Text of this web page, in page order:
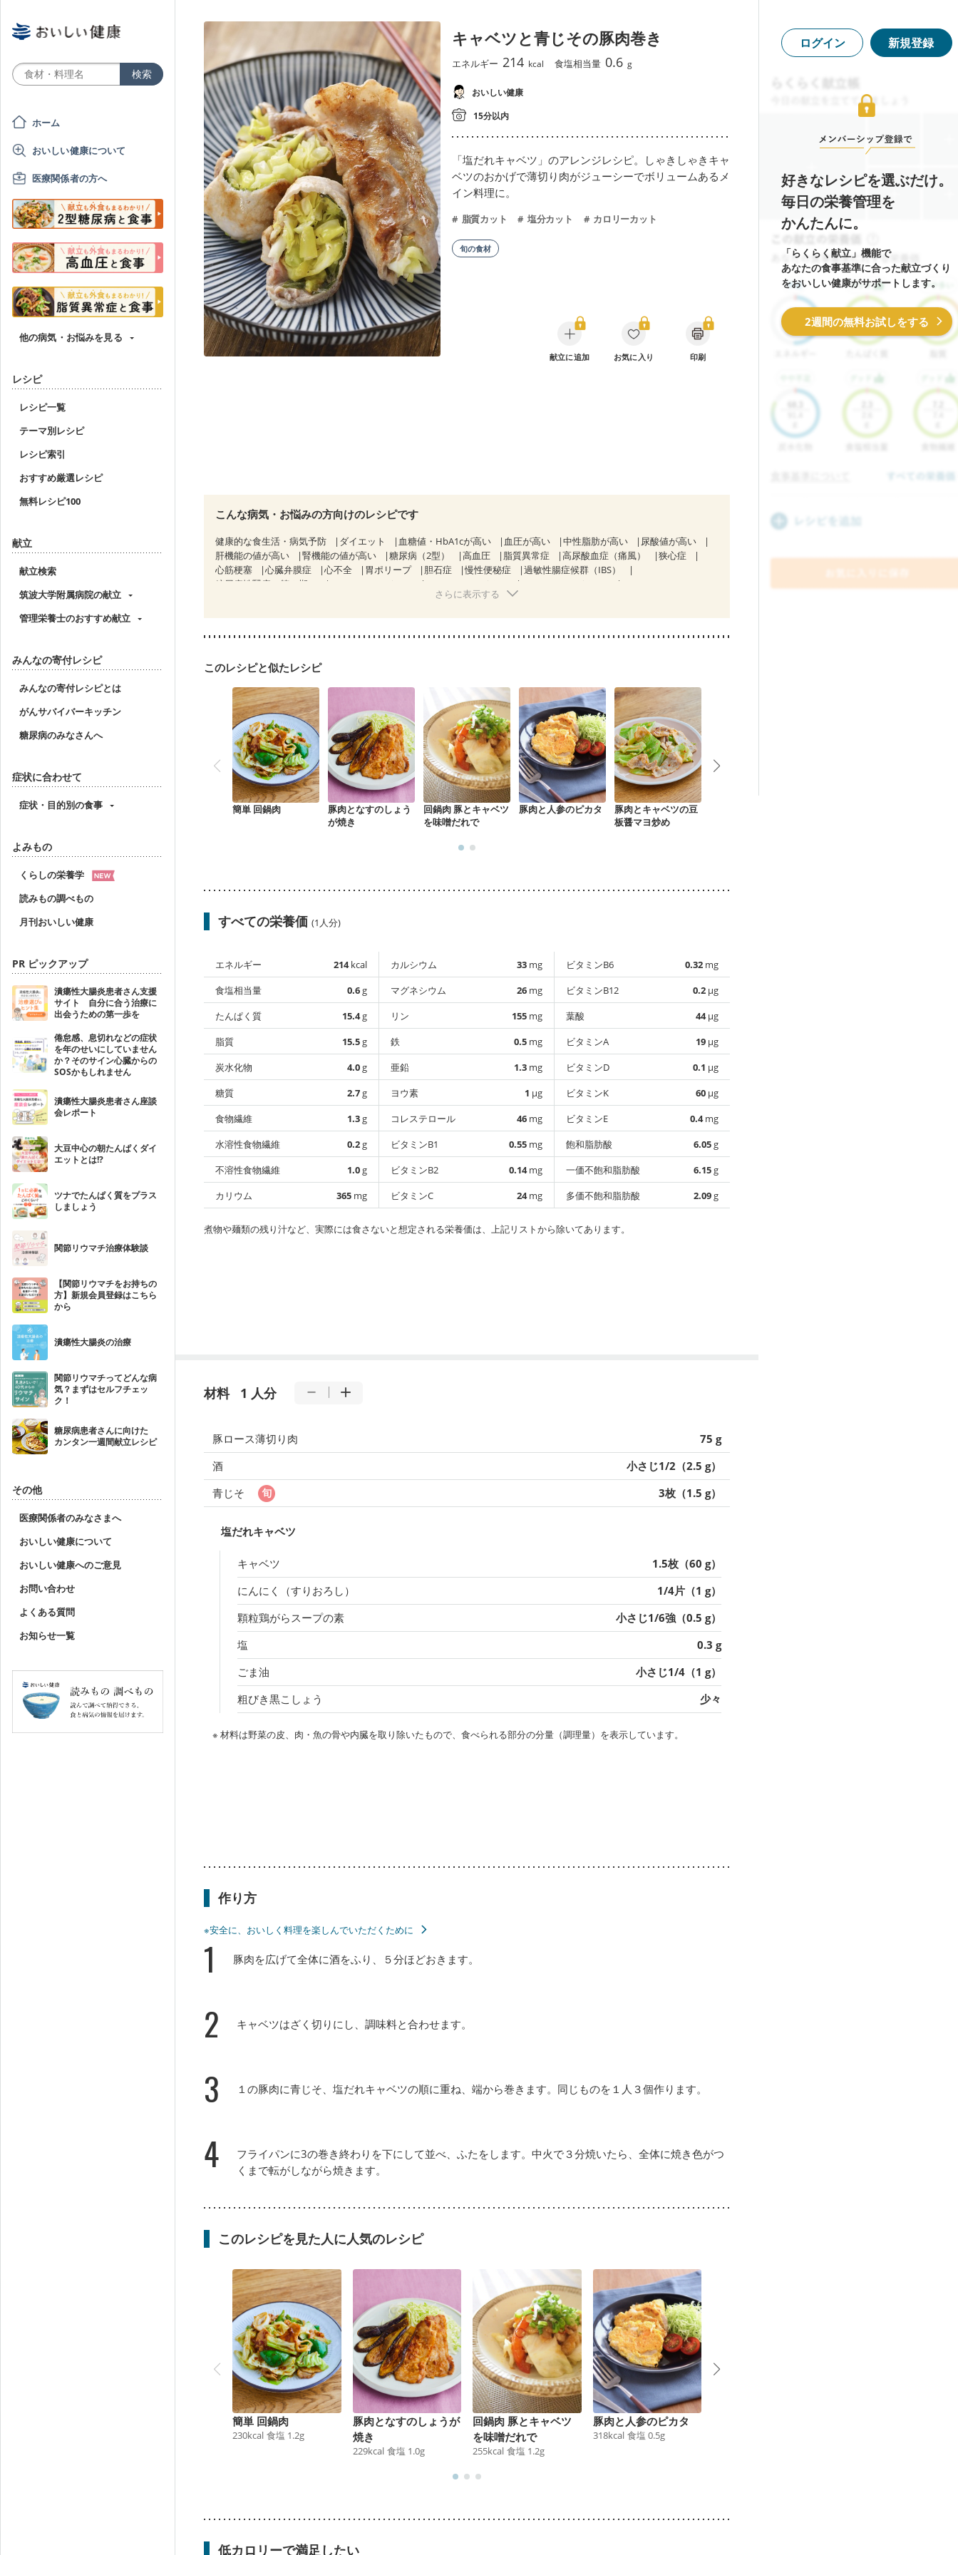
ホーム
おいしい健康について
医療関係者の方へ
他の病気・お悩みを見る
レシピ
レシピ一覧
テーマ別レシピ
レシピ索引
おすすめ厳選レシピ
無料レシピ100
献立
献立検索
筑波大学附属病院の献立
管理栄養士のおすすめ献立
みんなの寄付レシピ
みんなの寄付レシピとは
がんサバイバーキッチン
糖尿病のみなさんへ
症状に合わせて
症状・目的別の食事
よみもの
くらしの栄養学
読みもの調べもの
月刊おいしい健康
PR ピックアップ
潰瘍性大腸炎患者さん支援
サイト 自分に合う治療に
出会うための第一歩を
倦怠感、息切れなどの症状
を年のせいにしていません
か？そのサイン心臓からの
SOSかもしれません
潰瘍性大腸炎患者さん座談
会レポート
大豆中心の朝たんぱくダイ
エットとは!?
ツナでたんぱく質をプラス
しましょう
関節リウマチ治療体験談
【関節リウマチをお持ちの
方】新規会員登録はこちら
から
潰瘍性大腸炎の治療
関節リウマチってどんな病
気？まずはセルフチェッ
ク！
糖尿病患者さんに向けた
カンタン一週間献立レシピ
その他
医療関係者のみなさまへ
おいしい健康について
おいしい健康へのご意見
お問い合わせ
よくある質問
お知らせ一覧
キャベツと青じその豚肉巻き
エネルギー 214 kcal 食塩相当量 0.6 g
おいしい健康
15分以内
「塩だれキャベツ」のアレンジレシピ。しゃきしゃきキャ
ベツのおかげで薄切り肉がジューシーでボリュームあるメ
イン料理に。
脂質カット 塩分カット カロリーカット
旬の食材
献立に追加 お気に入り 印刷
こんな病気・お悩みの方向けのレシピです
健康的な食生活・病気予防 ダイエット 血糖値・HbA1cが高い 血圧が高い 中性脂肪が高い
尿酸値が高い
肝機能の値が高い
腎機能の値が高い 糖尿病（2型） 高血圧 脂質異常症 高尿酸血症（痛風）
狭心症
心筋梗塞
心臓弁膜症 心不全 胃ポリープ 胆石症 慢性便秘症
過敏性腸症候群（IBS）
糖尿病性腎症（第３期）
CKD（ステージ１） CKD（ステージ２）
CKD（ステージ３a）
乳がん（抗がん剤治療中） 乳がん（ホルモン療法中）
妊活中
更年期
さらに表示する
このレシピと似たレシピ
簡単 回鍋肉
豚肉となすのしょう
が焼き
回鍋肉 豚とキャベツ
を味噌だれで
豚肉と人参のピカタ
豚肉とキャベツの豆
板醤マヨ炒め
すべての栄養価 (1人分)
エネルギー 214kcal
食塩相当量
0.6g
たんぱく質
15.4g
脂質
15.5g
炭水化物
4.0g
糖質
2.7g
食物繊維
1.3g
水溶性食物繊維
0.2g
不溶性食物繊維
1.0g
カリウム
365 mg
カルシウム 33 mg
マグネシウム
26 mg
リン
155 mg
鉄
0.5 mg
亜鉛
1.3 mg
ヨウ素
1 µg
コレステロール
46 mg
ビタミンB1
0.55 mg
ビタミンB2
0.14mg
ビタミンC
24mg
ビタミンB6 0.32 mg
ビタミンB12
0.2 µg
葉酸
44µg
ビタミンA
19 µg
ビタミンD
0.1 µg
ビタミンK
60 µg
ビタミンE
0.4mg
飽和脂肪酸
6.05g
一価不飽和脂肪酸
6.15g
多価不飽和脂肪酸
2.09g
煮物や麺類の残り汁など、実際には食さないと想定される栄養価は、上記リストから除いてあります。
材料 1 人分
豚ロース薄切り肉
75 g
酒
小さじ1/2（2.5 g）
青じそ
3枚（1.5 g）
塩だれキャベツ
キャベツ
1.5枚（60 g）
にんにく（すりおろし）
1/4片（1 g）
顆粒鶏がらスープの素
小さじ1/6強（0.5 g）
塩
0.3 g
ごま油
小さじ1/4（1 g）
粗びき黒こしょう
少々
※ 材料は野菜の皮、肉・魚の骨や内臓を取り除いたもので、食べられる部分の分量（調理量）を表示しています。
作り方
※安全に、おいしく料理を楽しんでいただくために
1 豚肉を広げて全体に酒をふり、５分ほどおきます。
2 キャベツはざく切りにし、調味料と合わせます。
3 １の豚肉に青じそ、塩だれキャベツの順に重ね、端から巻きます。同じものを１人３個作ります。
4
フライパンに3の巻き終わりを下にして並べ、ふたをします。中火で３分焼いたら、全体に焼き色がつ
くまで転がしながら焼きます。
このレシピを見た人に人気のレシピ
簡単 回鍋肉
230kcal 食塩 1.2g
豚肉となすのしょうが
焼き
229kcal 食塩 1.0g
回鍋肉 豚とキャベツ
を味噌だれで
255kcal 食塩 1.2g
豚肉と人参のピカタ
318kcal 食塩 0.5g
低カロリーで満足したい
ログイン 新規登録
好きなレシピを選ぶだけ。
毎日の栄養管理を
かんたんに。
「らくらく献立」機能で
あなたの食事基準に合った献立づくり
をおいしい健康がサポートします。
2週間の無料お試しをする